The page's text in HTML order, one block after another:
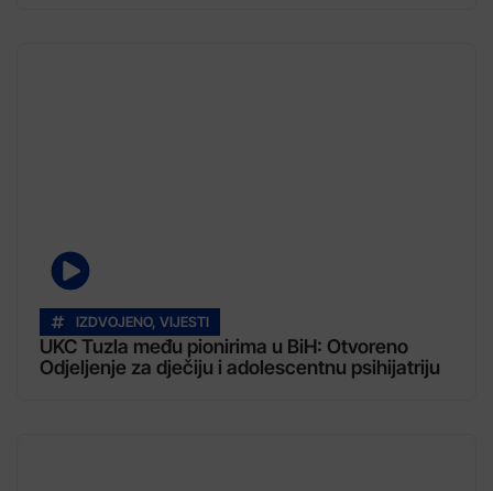
IZDVOJENO, VIJESTI
UKC Tuzla među pionirima u BiH: Otvoreno
Odjeljenje za dječiju i adolescentnu psihijatriju